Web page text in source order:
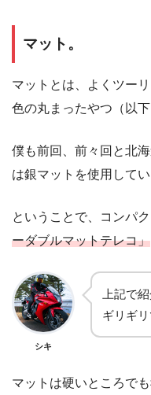
マット。
マットとは、よくツー
色の丸まったやつ（以
僕も前回、前々回と北
は銀マットを使用して
ということで、コンパ
ーダブルマットテレコ」
シキ
上記で
ギリギリ
マットは硬いところで